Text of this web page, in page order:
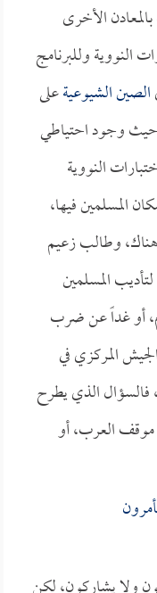
الأخرى
النووية وللبرنامج
الصين الشيوعيةعلى
وجود احتياطي
النووية
المسلمين فيها،
وطالب زعيم
المسلمين
أو غداً عن ضرب
المركزي في
، فالسؤال الذي يطرح
العرب، أو